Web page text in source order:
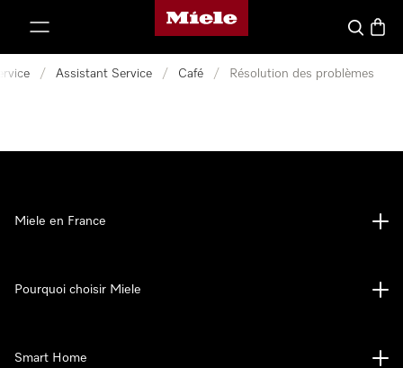
Page d'accueil Miele
Search
/ Assistant Service / Café / Résolution des problèmes
Miele en France
Pourquoi choisir Miele
Smart Home